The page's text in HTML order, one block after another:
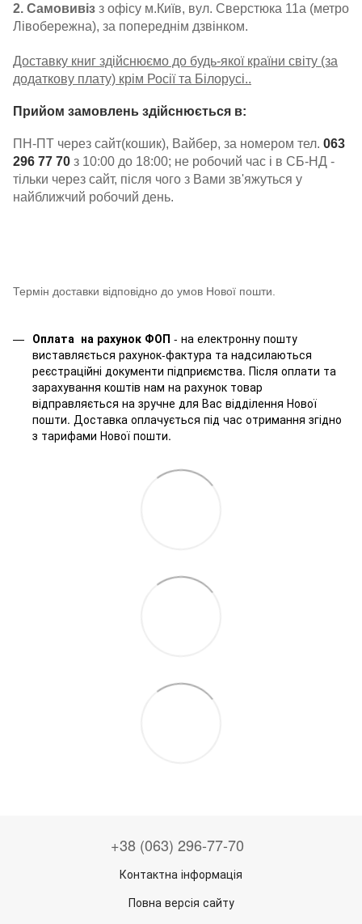
2. Самовивіз з офісу м.Київ, вул. Сверстюка 11а (метро
Лівобережна), за попереднім дзвінком.
Доставку книг здійснюємо до будь-якої країни світу (за
додаткову плату) крім Росії та Білорусі..
Прийом замовлень здійснюється в:
ПН-ПТ через сайт(кошик), Вайбер, за номером тел. 063
296 77 70 з 10:00 до 18:00; не робочий час і в СБ-НД -
тільки через сайт, після чого з Вами зв'яжуться у
найближчий робочий день.
Термін доставки відповідно до умов Нової пошти.
Оплата на рахунок ФОП - на електронну пошту
виставляється рахунок-фактура та надсилаються
реєстраційні документи підприємства. Після оплати та
зарахування коштів нам на рахунок товар
відправляється на зручне для Вас відділення Нової
пошти. Доставка оплачується під час отримання згідно
з тарифами Нової пошти.
+38 (063) 296-77-70
Контактна інформація
Повна версія сайту